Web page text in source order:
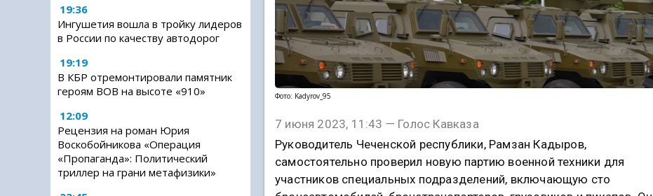
19:36
Ингушетия вошла в тройку лидеров
в России по качеству автодорог
19:19
В КБР отремонтировали памятник
героям ВОВ на высоте «910»
12:09
Рецензия на роман Юрия
Воскобойникова «Операция
«Пропаганда»: Политический
триллер на грани метафизики»
Фото: Kadyrov_95
7 июня 2023, 11:43 — Голос Кавказа
Руководитель Чеченской республики, Рамзан Кадыров,
самостоятельно проверил новую партию военной техники для
участников специальных подразделений, включающую сто